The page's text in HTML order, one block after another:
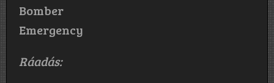
Bomber
Emergency
Ráadás: